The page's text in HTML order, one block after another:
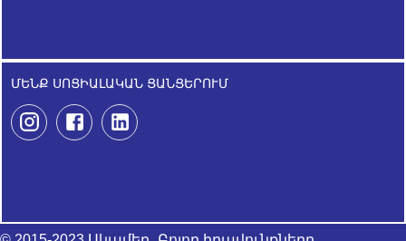
ՄԵՆՔ ՍՈՑԻԱԼԱԿԱՆ ՑԱՆՑԵՐՈՒՄ